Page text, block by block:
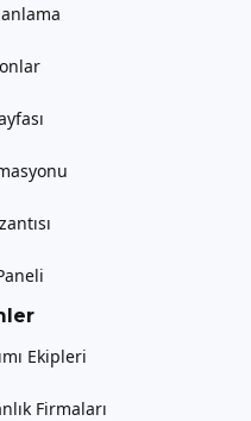
Ekipleri
Firmaları